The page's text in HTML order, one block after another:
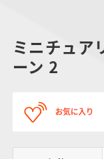
ミニチュア
ーン 2
お気に入り